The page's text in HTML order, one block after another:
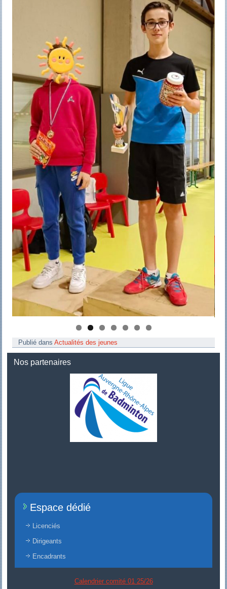
Publié dans Actualités des jeunes
Nos partenaires
Espace dédié
Licenciés
Dirigeants
Encadrants
Calendrier comité 01 25/26